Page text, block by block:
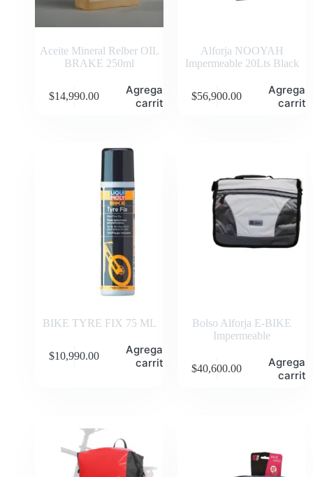
Aceite Mineral Relber OIL
BRAKE 250ml
$14,990.00
Agregar al
carrito
Alforja NOOYAH
Impermeable 20Lts Black
$56,900.00
Agregar
carrito
BIKE TYRE FIX 75 ML
$10,990.00
Agregar al
carrito
Bolso Alforja E-BIKE
Impermeable
$40,600.00
Agregar
carrito